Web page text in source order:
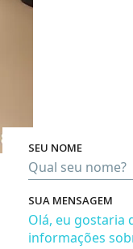
SEU NOME
SUA MENSAGEM